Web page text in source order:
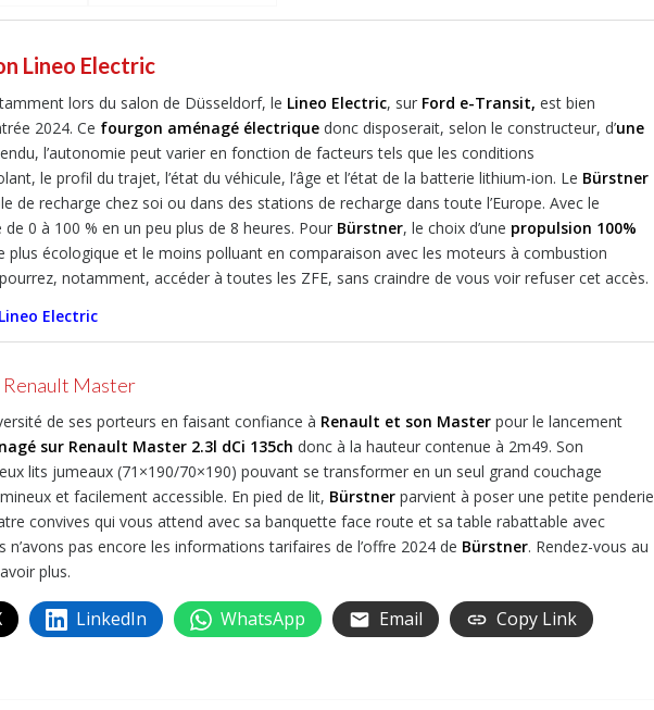
Lineo Electric
lors du salon de Düsseldorf, le Lineo Electric, sur Ford e-Transit, est bien
2024. Ce fourgon aménagé électrique donc disposerait, selon le constructeur, d’une
l’autonomie peut varier en fonction de facteurs tels que les conditions
le profil du trajet, l’état du véhicule, l’âge et l’état de la batterie lithium-ion. Le Bürstner
de recharge chez soi ou dans des stations de recharge dans toute l’Europe. Avec le
0 à 100 % en un peu plus de 8 heures. Pour Bürstner, le choix d’une propulsion 100%
plus écologique et le moins polluant en comparaison avec les moteurs à combustion
notamment, accéder à toutes les ZFE, sans craindre de vous voir refuser cet accès.
Electric
Renault Master
de ses porteurs en faisant confiance à Renault et son Master pour le lancement
sur Renault Master 2.3l dCi 135ch donc à la hauteur contenue à 2m49. Son
lits jumeaux (71×190/70×190) pouvant se transformer en un seul grand couchage
et facilement accessible. En pied de lit, Bürstner parvient à poser une petite penderie
convives qui vous attend avec sa banquette face route et sa table rabattable avec
n’avons pas encore les informations tarifaires de l’offre 2024 de Bürstner. Rendez-vous au
plus.
LinkedIn WhatsApp Email Copy Link